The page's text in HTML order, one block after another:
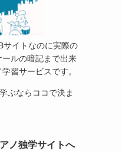
サイトなのに実際の
ルの暗記まで出来
習サービスです。
ぶならココで決ま
ノ独学サイトへ